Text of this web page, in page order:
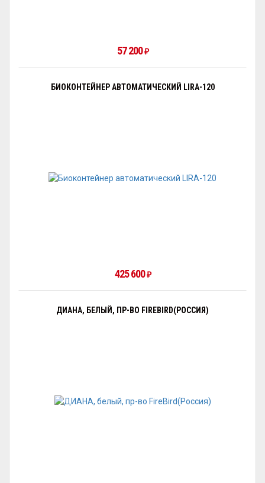
57 200 ₽
БИОКОНТЕЙНЕР АВТОМАТИЧЕСКИЙ LIRA-120
425 600 ₽
ДИАНА, БЕЛЫЙ, ПР-ВО FIREBIRD(РОССИЯ)